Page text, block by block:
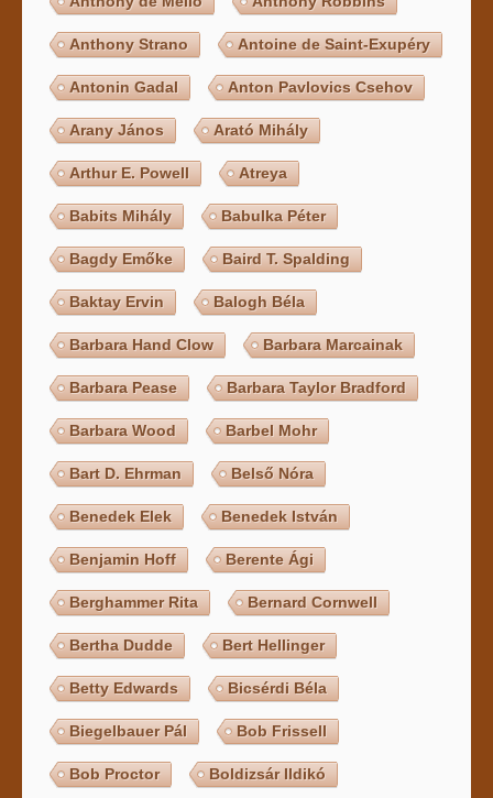
Anthony Strano Antoine de Saint-Exupéry
Antonin Gadal Anton Pavlovics Csehov
Arany János Arató Mihály
Arthur E. Powell Atreya
Babits Mihály Babulka Péter
Bagdy Emőke Baird T. Spalding
Baktay Ervin Balogh Béla
Barbara Hand Clow Barbara Marcainak
Barbara Pease Barbara Taylor Bradford
Barbara Wood Barbel Mohr
Bart D. Ehrman Belső Nóra
Benedek Elek Benedek István
Benjamin Hoff Berente Ági
Berghammer Rita Bernard Cornwell
Bertha Dudde Bert Hellinger
Betty Edwards Bicsérdi Béla
Biegelbauer Pál Bob Frissell
Bob Proctor Boldizsár Ildikó